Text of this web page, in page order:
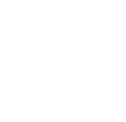
及体检通知